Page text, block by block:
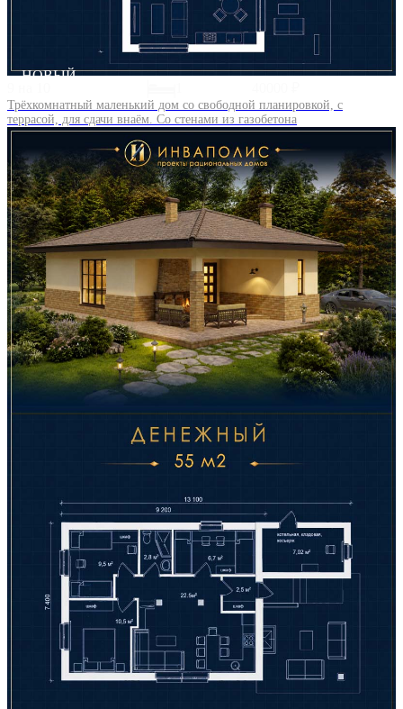
НОВЫЙ
Трёхкомнатный маленький дом со свободной планировкой, с
террасой, для сдачи внаём. Со стенами из газобетона